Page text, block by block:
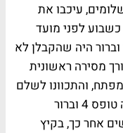
עיכבו את
לפני מועד
היה שהקבלן לא
מסירה ראשונית
המפתח, והתכוונו לשלם
את הכסף. הדיירים טענו כי לא לא היה טופס 4 וברור
אחר כך, בקיץ